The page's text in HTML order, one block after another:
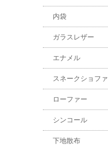
内袋
ガラスレザー
エナメル
スネークショファ
ローファー
シンコール
下地散布